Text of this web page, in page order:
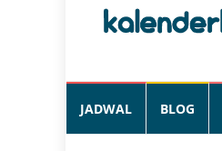
content
JADWAL BLOG